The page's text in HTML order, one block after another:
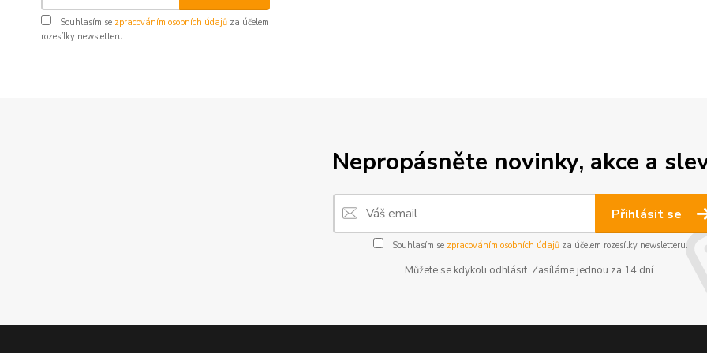
Souhlasím se zpracováním osobních údajů za účelem
rozesílky newsletteru.
Nepropásněte novinky, akce a
Přihlásit se
Souhlasím se zpracováním osobních údajůza účelem rozesílky newsletteru.
Můžete se kdykoli odhlásit. Zasíláme jednou za 14 dní.